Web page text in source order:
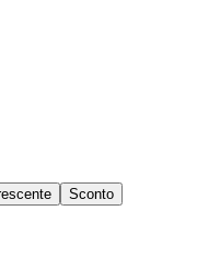
Sconto